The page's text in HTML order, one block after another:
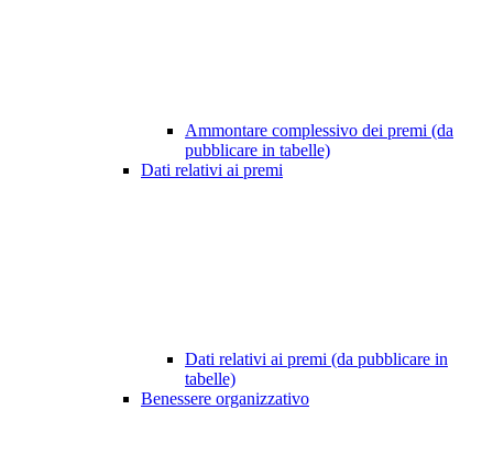
Ammontare complessivo dei premi (da
pubblicare in tabelle)
Dati relativi ai premi
Dati relativi ai premi (da pubblicare in
tabelle)
Benessere organizzativo